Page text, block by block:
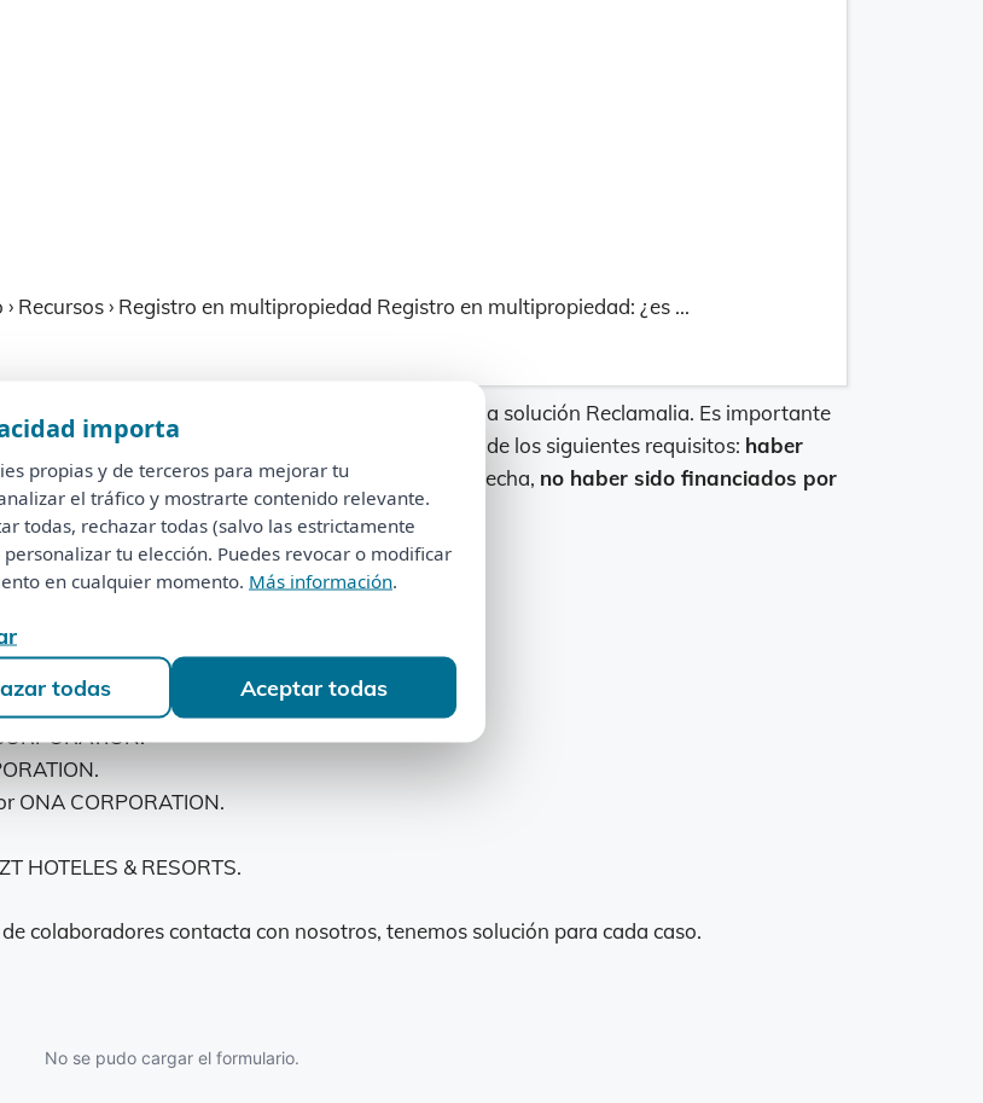
Recursos › Registro en multipropiedad Registro en multipropiedad: ¿es ...
de ejemplo que podrían ser elegibles para aplicar la solución Reclamalia. Es importante
de esta solución, deben cumplir al menos uno de los siguientes requisitos: haber
caso de que los contratos sean posteriores a esta fecha, no haber sido financiados por
ROMANA PARK MANTENIMIENTOS SLU.
(PARQUE DENIA).
SL.
ONA CORPORATION.
HOTELES & RESORTS.
colaboradores contacta con nosotros, tenemos solución para cada caso.
No se pudo cargar el formulario.
importa
propias y de terceros para mejorar tu
el tráfico y mostrarte contenido relevante.
todas, rechazar todas (salvo las estrictamente
personalizar tu elección. Puedes revocar o modificar
en cualquier momento. Más información.
todas
Aceptar todas
importa
propias y de terceros para mejorar tu
el tráfico y mostrarte contenido relevante.
todas, rechazar todas (salvo las estrictamente
personalizar tu elección. Puedes revocar o modificar
en cualquier momento. Más información.
todas Aceptar todas